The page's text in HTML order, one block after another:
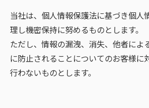
当社は、個人情報保護法に基づき個人
理し機密保持に努めるものとします。
ただし、情報の漏洩、消失、他者によ
に防止されることについてのお客様に
行わないものとします。